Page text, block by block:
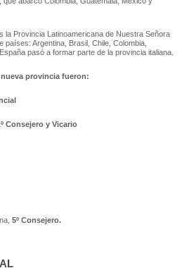
la Provincia Latinoamericana de Nuestra Señora
países: Argentina, Brasil, Chile, Colombia,
pasó a formar parte de la provincia italiana.
provincia fueron:
Consejero y Vicario
5º Consejero.